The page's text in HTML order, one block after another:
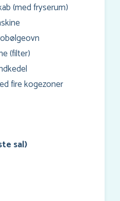
(med fryserum)
(filter)
fire kogezoner
sal)